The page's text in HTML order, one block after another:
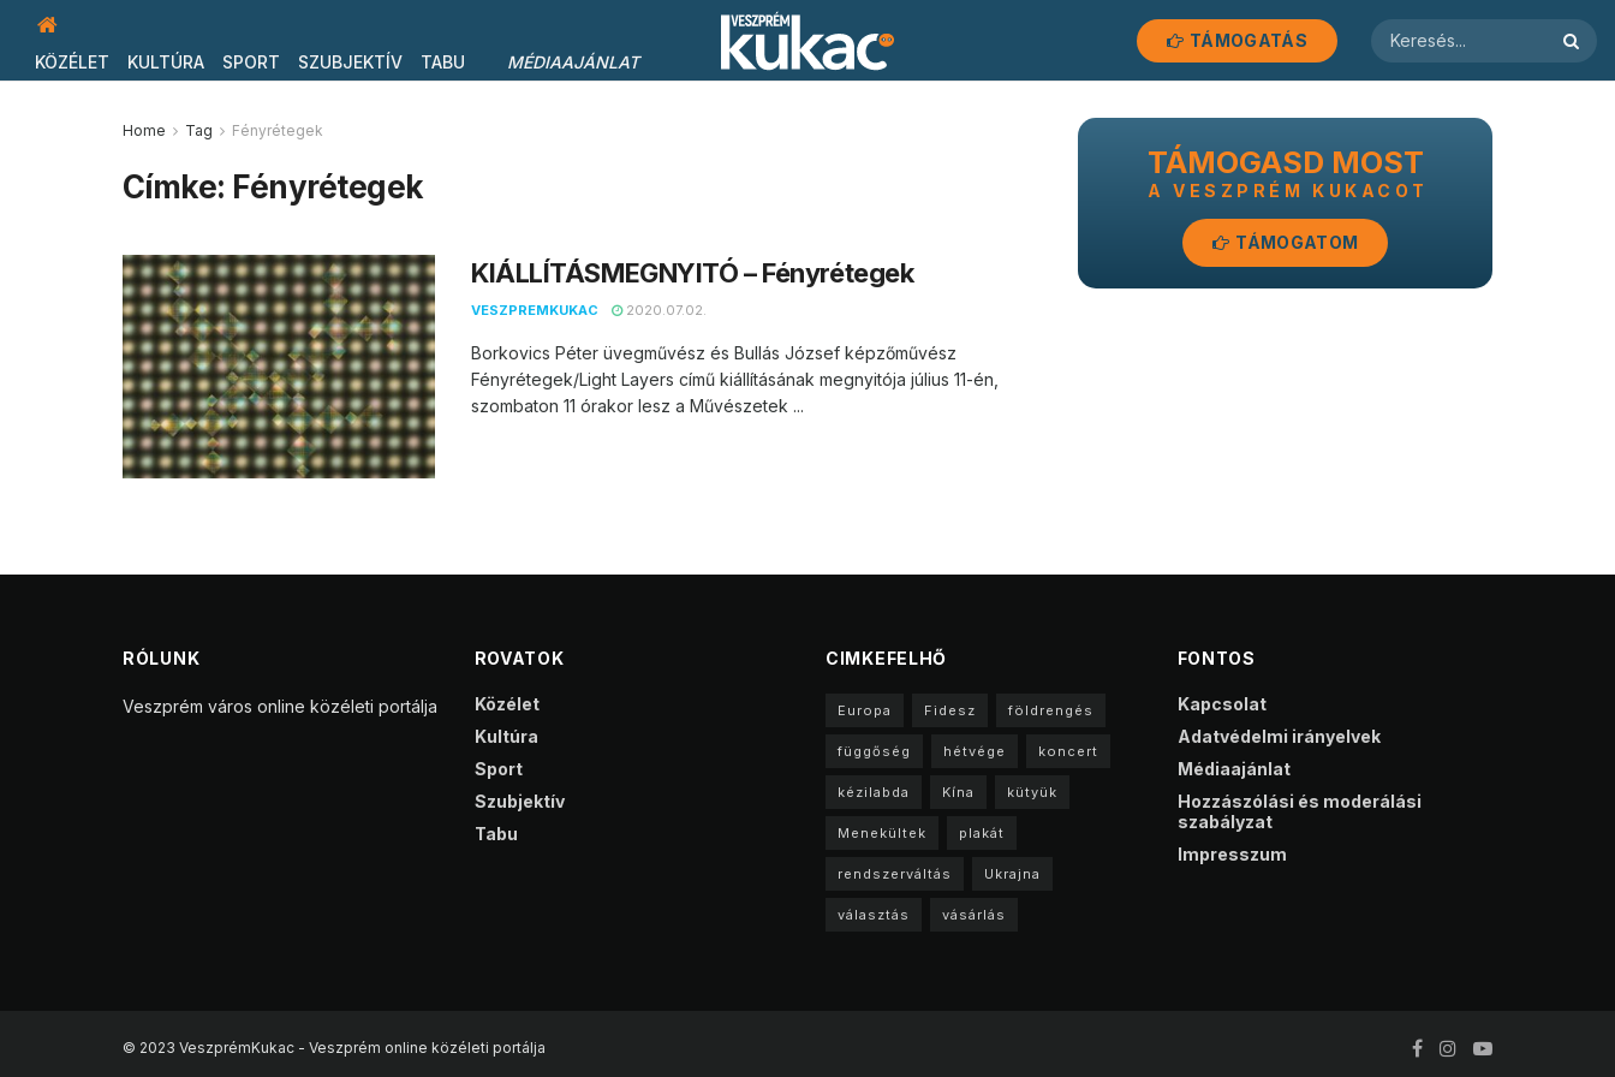
KÖZÉLET KULTÚRA SPORT SZUBJEKTÍV TABU MÉDIAAJÁNLAT
TÁMOGATÁS
Home Tag Fényrétegek
Címke: Fényrétegek
KIÁLLÍTÁSMEGNYITÓ – Fényrétegek
VESZPREMKUKAC 2020.07.02.
Borkovics Péter üvegművész és Bullás József képzőművész
Fényrétegek/Light Layers című kiállításának megnyitója július 11-én,
szombaton 11 órakor lesz a Művészetek ...
TÁMOGASD MOST
A VESZPRÉM KUKACOT
TÁMOGATOM
RÓLUNK
Veszprém város online közéleti portálja
ROVATOK
Közélet
Kultúra
Sport
Szubjektív
Tabu
CIMKEFELHŐ
Europa Fidesz földrengés
függőség hétvége koncert
kézilabda Kína kütyük
Menekültek plakát
rendszerváltás Ukrajna
választás vásárlás
FONTOS
Kapcsolat
Adatvédelmi irányelvek
Médiaajánlat
Hozzászólási és moderálási
szabályzat
Impresszum
© 2023 VeszprémKukac - Veszprém online közéleti portálja